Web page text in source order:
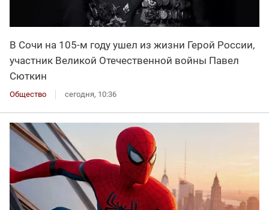
В Сочи на 105-м году ушел из жизни Герой России,
участник Великой Отечественной войны Павел
Сюткин
Общество сегодня, 10:36